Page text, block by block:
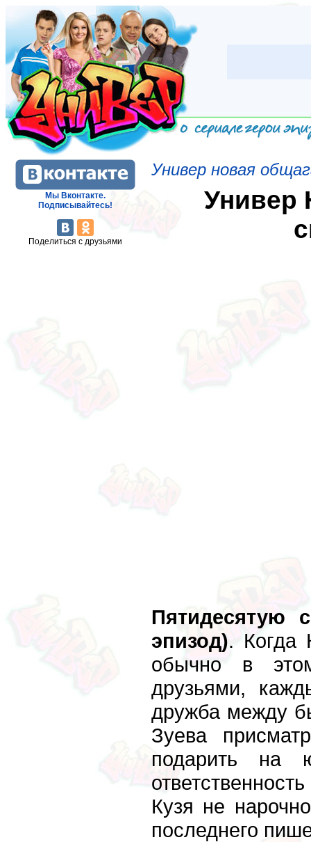
Мы Вконтакте.
Подписывайтесь!
Поделиться с друзьями
Универ новая
Универ
Пятидесятую
эпизод). Когда
обычно в
друзьями,
дружба между
Зуева
подарить на
Кузя не
последнего